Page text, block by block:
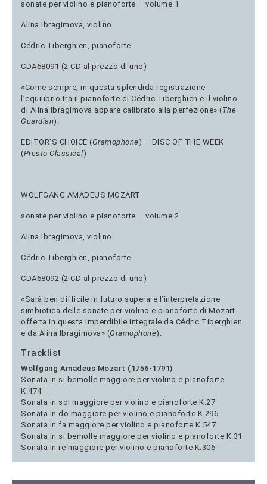
sonate per violino e pianoforte – volume 1
Alina Ibragimova, violino
Cédric Tiberghien, pianoforte
CDA68091 (2 CD al prezzo di uno)
«Come sempre, in questa splendida registrazione
l’equilibrio tra il pianoforte di Cédric Tiberghien e il violino
di Alina Ibragimova appare calibrato alla perfezione» (The
Guardian).
EDITOR’S CHOICE (Gramophone) – DISC OF THE WEEK
(Presto Classical)
WOLFGANG AMADEUS MOZART
sonate per violino e pianoforte – volume 2
Alina Ibragimova, violino
Cédric Tiberghien, pianoforte
CDA68092 (2 CD al prezzo di uno)
«Sarà ben difficile in futuro superare l’interpretazione
simbiotica delle sonate per violino e pianoforte di Mozart
offerta in questa imperdibile integrale da Cédric Tiberghien
e da Alina Ibragimova» (Gramophone).
Tracklist
Wolfgang Amadeus Mozart (1756-1791)
Sonata in si bemolle maggiore per violino e pianoforte
K.474
Sonata in sol maggiore per violino e pianoforte K.27
Sonata in do maggiore per violino e pianoforte K.296
Sonata in fa maggiore per violino e pianoforte K.547
Sonata in si bemolle maggiore per violino e pianoforte K.31
Sonata in re maggiore per violino e pianoforte K.306